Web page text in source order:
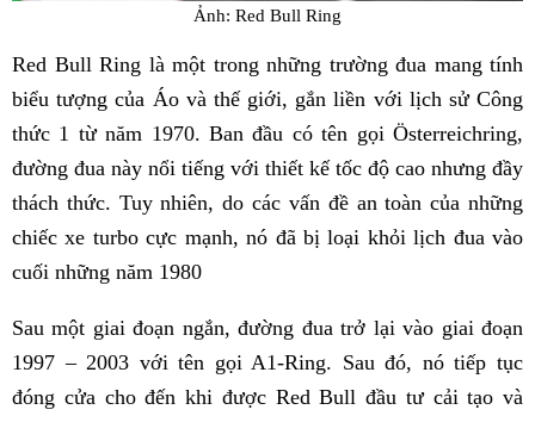
Ảnh: Red Bull Ring
Red Bull Ring là một trong những trường đua mang tính
biểu tượng của Áo và thế giới, gắn liền với lịch sử Công
thức 1 từ năm 1970. Ban đầu có tên gọi Österreichring,
đường đua này nổi tiếng với thiết kế tốc độ cao nhưng đầy
thách thức. Tuy nhiên, do các vấn đề an toàn của những
chiếc xe turbo cực mạnh, nó đã bị loại khỏi lịch đua vào
cuối những năm 1980
Sau một giai đoạn ngắn, đường đua trở lại vào giai đoạn
1997 – 2003 với tên gọi A1-Ring. Sau đó, nó tiếp tục
đóng cửa cho đến khi được Red Bull đầu tư cải tạo và